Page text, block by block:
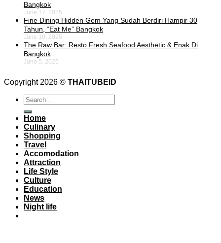
Bangkok
June 17, 2025
Fine Dining Hidden Gem Yang Sudah Berdiri Hampir 30
Tahun, “Eat Me” Bangkok
June 10, 2025
The Raw Bar: Resto Fresh Seafood Aesthetic & Enak Di
Bangkok
June 5, 2025
Copyright 2026 © THAITUBEID
Home
Culinary
Shopping
Travel
Accomodation
Attraction
Life Style
Culture
Education
News
Night life